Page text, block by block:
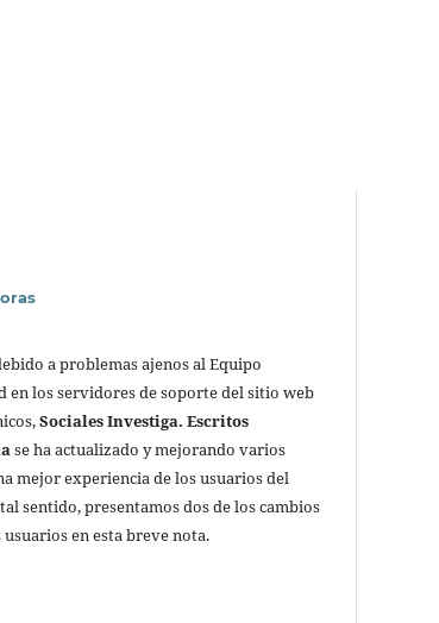
a problemas ajenos al Equipo
los servidores de soporte del sitio web
Sociales Investiga. Escritos
se ha actualizado y mejorando varios
mejor experiencia de los usuarios del
sentido, presentamos dos de los cambios
en esta breve nota.